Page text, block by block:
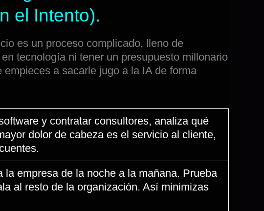
el Intento).
es un proceso complicado, lleno de
tecnología ni tener un presupuesto millonario
a sacarle jugo a la IA de forma
y contratar consultores, analiza qué
dolor de cabeza es el servicio al cliente,
la empresa de la noche a la mañana. Prueba
al resto de la organización. Así minimizas